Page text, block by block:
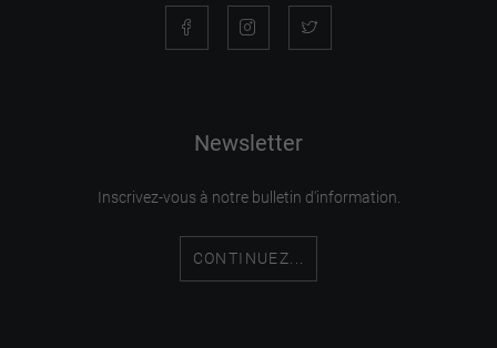
Newsletter
Inscrivez-vous à notre bulletin d'information.
CONTINUEZ...